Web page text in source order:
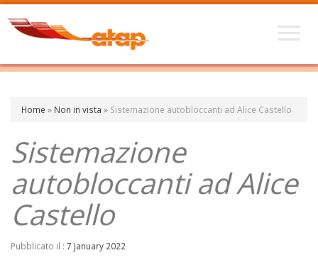
Home » Non in vista » Sistemazione autobloccanti ad Alice Castello
Sistemazione
autobloccanti ad Alice
Castello
Pubblicato il : 7 January 2022